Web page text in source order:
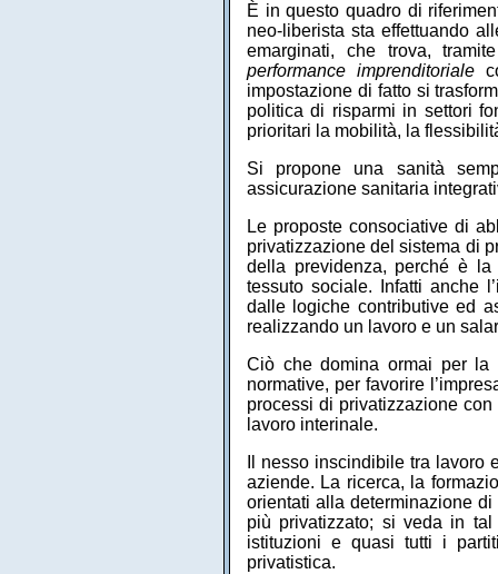
È in questo quadro di
neo-liberista sta effettuando
emarginati, che trova,
performance imprenditoriale
impostazione di fatto si
politica di risparmi in settori
prioritari la mobilità, la
Si propone una sanità
assicurazione sanitaria
Le proposte consociative di
privatizzazione del sistema di
della previdenza, perché è la
tessuto sociale. Infatti anche
dalle logiche contributive ed
realizzando un lavoro e un
Ciò che domina ormai per la
normative, per favorire
processi di privatizzazione
lavoro interinale.
Il nesso inscindibile tra lavoro
aziende. La ricerca, la
orientati alla determinazione
più privatizzato; si veda in
istituzioni e quasi tutti i
privatistica.